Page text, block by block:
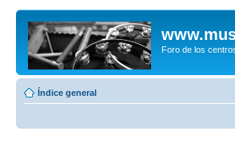
Foro de los
Índice general